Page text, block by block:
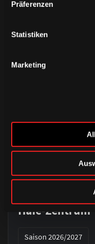
Präferenzen
Statistiken
Marketing
ÄHNLICHE
DONNERSTAG, 06.
Alle Infos
Haie-Zentrum
Saison 2026/2027